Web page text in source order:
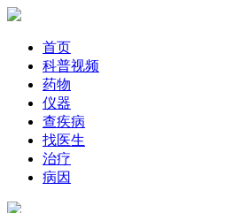
首页
科普视频
药物
仪器
查疾病
找医生
治疗
病因